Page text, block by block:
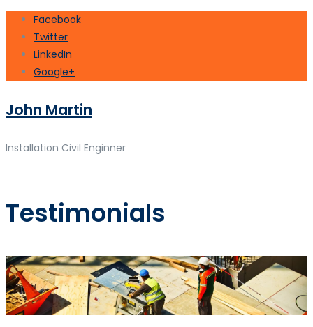
Facebook
Twitter
LinkedIn
Google+
John Martin
Installation Civil Enginner
Testimonials